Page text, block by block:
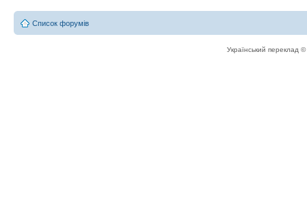
Список форумів
Український переклад